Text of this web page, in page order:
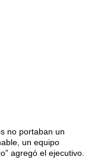
no portaban un
un equipo
agregó el ejecutivo.